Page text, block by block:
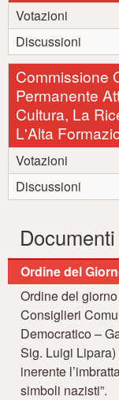
Votazioni
Discussioni
Commissione
Permanente
Cultura, La
L'Alta
Votazioni
Discussioni
Ordine del
Ordine del
Consiglieri
Democratico –
Sig. Luigi Lipara)
inerente
simboli nazisti”.